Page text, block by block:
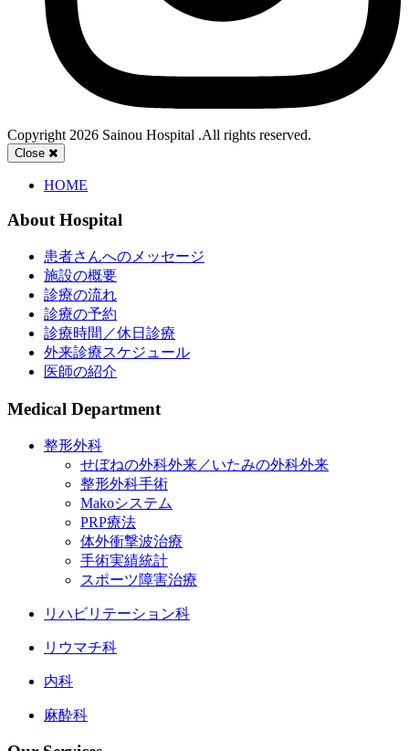
Copyright 2026 Sainou Hospital .All rights reserved.
Close
MainHOME
About Hospital
患者さんへのメッセージ
施設の概要
診療の流れ
診療の予約
診療時間／休日診療
外来診療スケジュール
医師の紹介
Medical Department
整形外科
せぼねの外科外来／いたみの外科外来
整形外科手術
Makoシステム
PRP療法
体外衝撃波治療
手術実績統計
スポーツ障害治療
リハビリテーション科
リウマチ科
内科
麻酔科